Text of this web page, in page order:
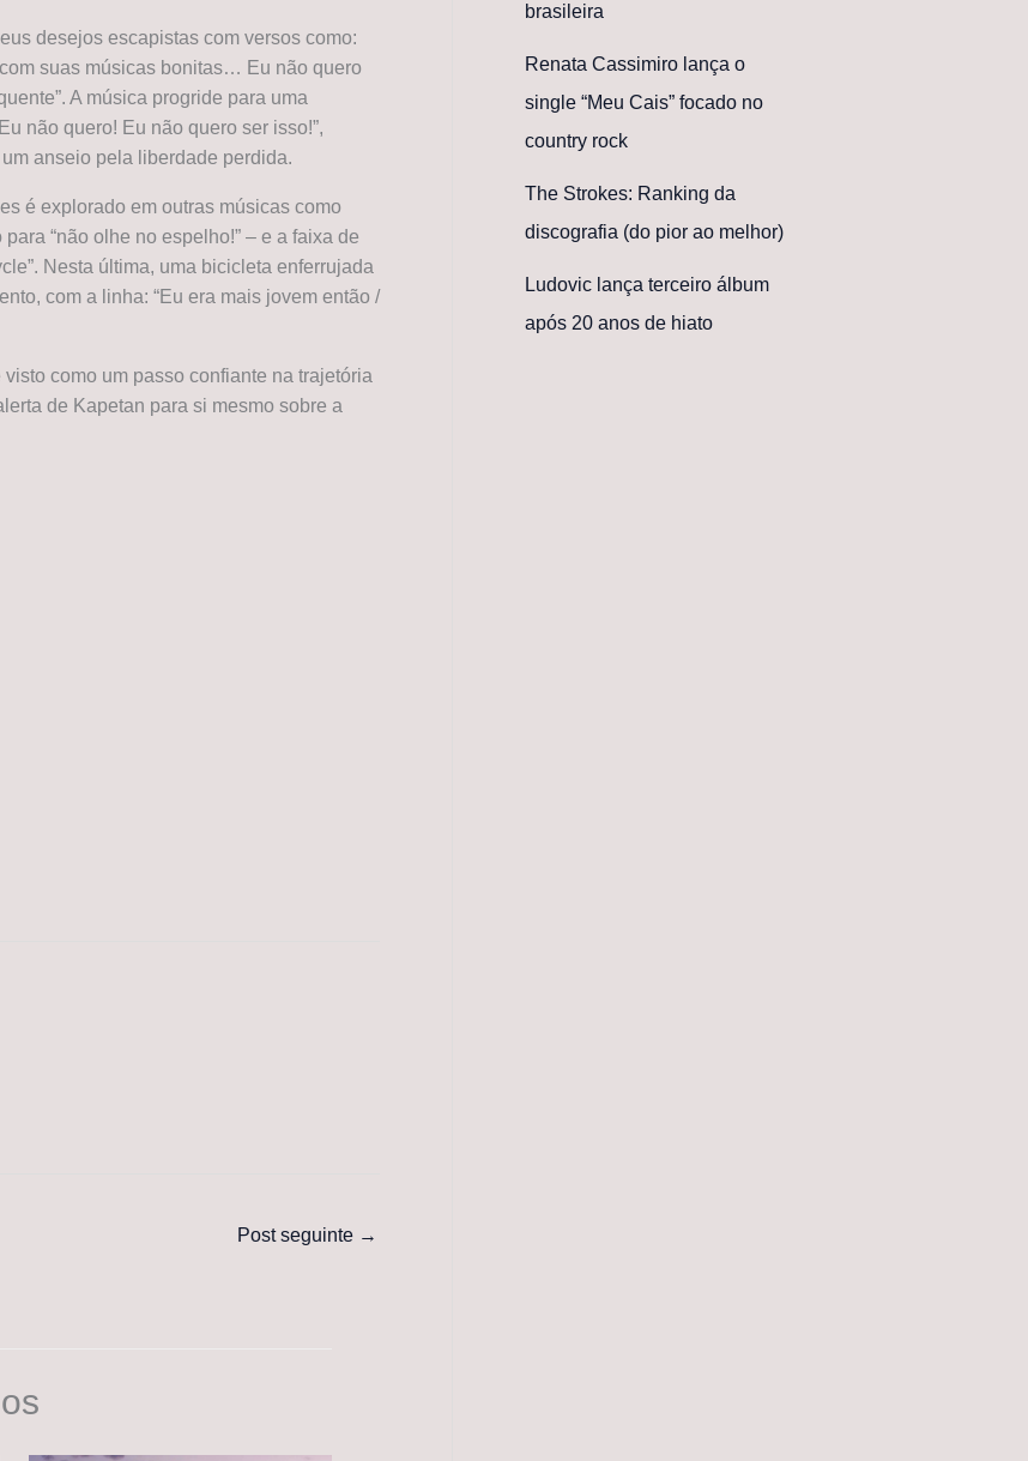
desejos escapistas com versos como:
suas músicas bonitas… Eu não quero
A música progride para uma
não quero! Eu não quero ser isso!”,
anseio pela liberdade perdida.
é explorado em outras músicas como
“não olhe no espelho!” – e a faixa de
Nesta última, uma bicicleta enferrujada
com a linha: “Eu era mais jovem então /
como um passo confiante na trajetória
de Kapetan para si mesmo sobre a
Post seguinte →
brasileira
Renata Cassimiro lança o
single “Meu Cais” focado no
country rock
The Strokes: Ranking da
discografia (do pior ao melhor)
Ludovic lança terceiro álbum
após 20 anos de hiato